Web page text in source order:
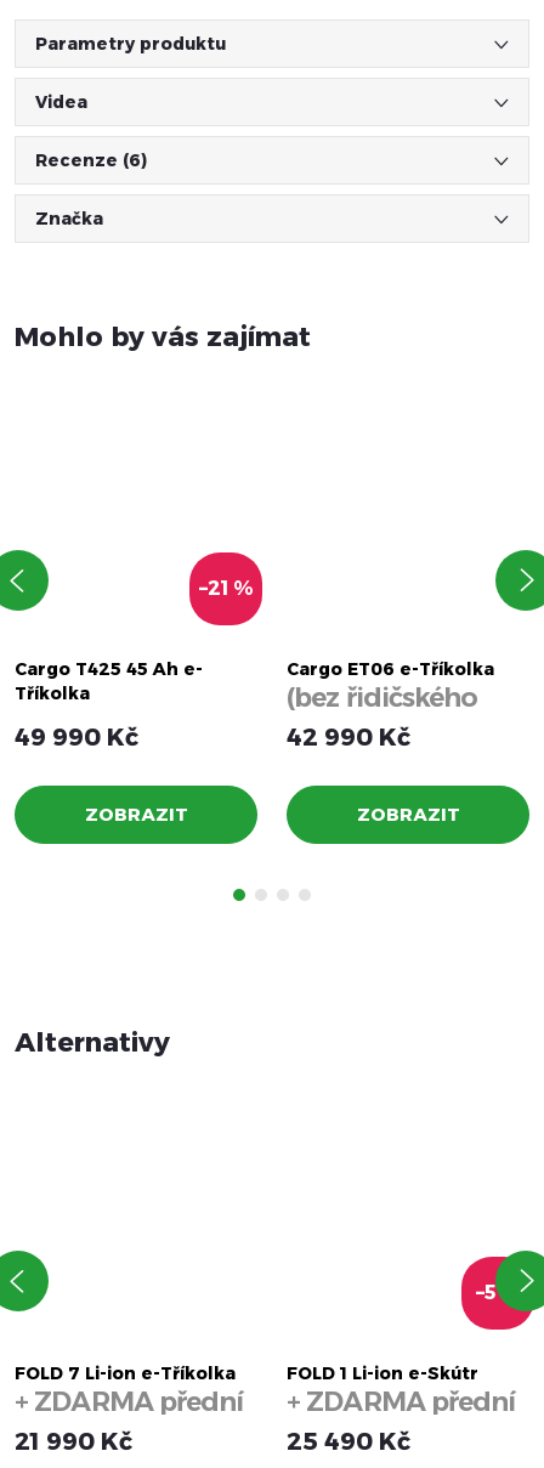
Parametry produktu
Videa
Recenze (6)
Značka
Mohlo by vás zajímat
–21 %
Cargo T425 45 Ah e-
Tříkolka
49 990 Kč
ZOBRAZIT
Cargo ET06 e-Tříkolka
(bez řidičského
průkazu)
42 990 Kč
ZOBRAZIT
FOLD 7 Li-ion e-Tříkolka
+ ZDARMA přední
a zadní košík
21 990 Kč
–5 %
FOLD 1 Li-ion e-Skútr
+ ZDARMA přední
a zadní koš
25 490 Kč